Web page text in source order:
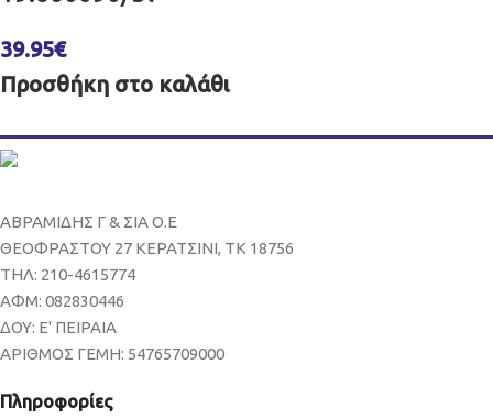
39.95€
Προσθήκη στο καλάθι
ΑΒΡΑΜΙΔΗΣ Γ & ΣΙΑ Ο.Ε
ΘΕΟΦΡΑΣΤΟΥ 27 ΚΕΡΑΤΣΙΝΙ, ΤΚ 18756
ΤΗΛ: 210-4615774
ΑΦΜ: 082830446
ΔΟΥ: Ε' ΠΕΙΡΑΙΑ
ΑΡΙΘΜΟΣ ΓΕΜΗ: 54765709000
Πληροφορίες